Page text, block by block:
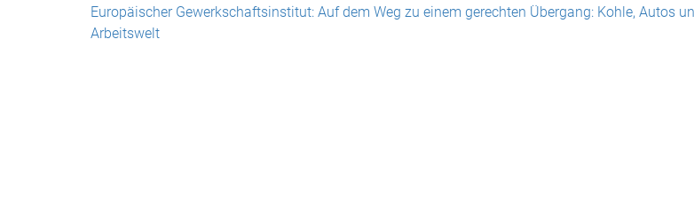
Europäischer Gewerkschaftsinstitut: Auf dem Weg zu einem gerechten Übergang: Kohle, Autos
Arbeitswelt